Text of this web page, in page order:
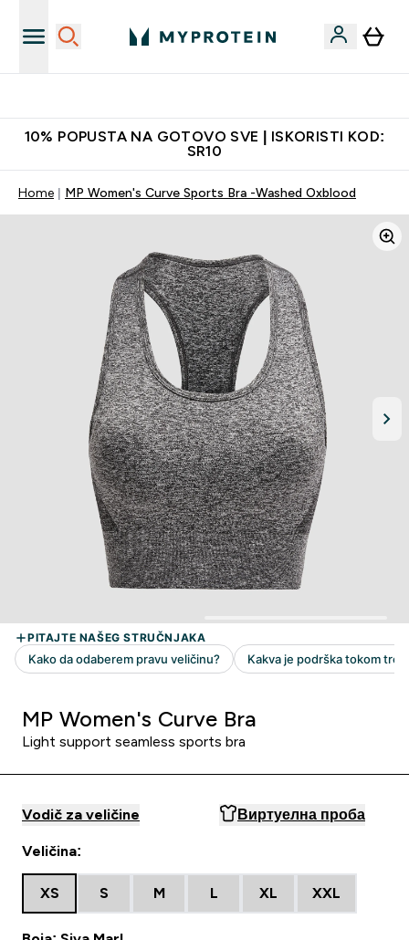
10% POPUSTA NA GOTOVO SVE | ISKORISTI KOD:
SR10
Home MP Women's Curve Sports Bra -Washed Oxblood
MP Women's Curve Bra
Light support seamless sports bra
Vodič za veličine Виртуелна проба
Veličina:
XS S M L XL XXL